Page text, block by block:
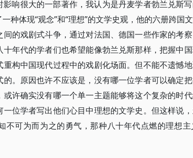
响很大的一部著作，我认为是丹麦学者勃兰兑斯
种体现“观念”和“理想”的文学史观，他的六册跨国
的戏剧式斗争，通过对法国、德国一些作家的考
年代的学者们也希望能像勃兰兑斯那样，把握中
构中国现代过程中的戏剧化场面。但不能不遗憾
。原因也许不应该是，没有哪一位学者可以确定
许确实没有哪一个单一主题能够将这个复杂的时
位学者写出他们心目中理想的文学史。但这样说
不可为而为之的勇气，那种八十年代点燃的理想